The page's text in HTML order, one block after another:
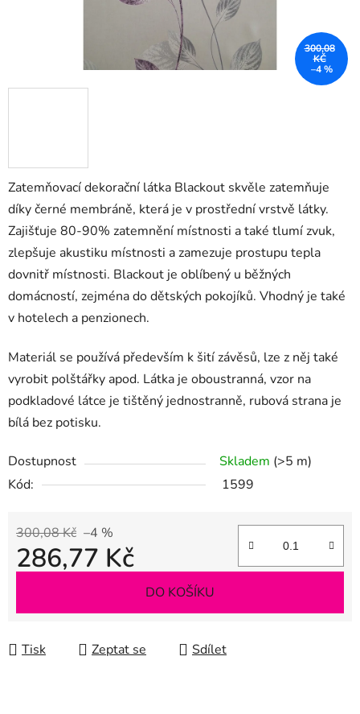
Zatemňovací dekorační látka Blackout skvěle zatemňuje
díky černé membráně, která je v prostřední vrstvě látky.
Zajišťuje 80-90% zatemnění místnosti a také tlumí zvuk,
zlepšuje akustiku místnosti a zamezuje prostupu tepla
dovnitř místnosti. Blackout je oblíbený u běžných
domácností, zejména do dětských pokojíků. Vhodný je také
v hotelech a penzionech.
Materiál se používá především k šití závěsů, lze z něj také
vyrobit polštářky apod. Látka je oboustranná, vzor na
podkladové látce je tištěný jednostranně, rubová strana je
bílá bez potisku.
Dostupnost Skladem (>5 m)
Kód:
1599
300,08 Kč –4 %
286,77 Kč
DO KOŠÍKU
Tisk Zeptat se Sdílet
300,08
KČ
–4 %